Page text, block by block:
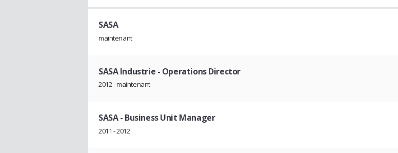
SASA
maintenant
SASA Industrie - Operations Director
2012 - maintenant
SASA- Business Unit Manager
2011 - 2012